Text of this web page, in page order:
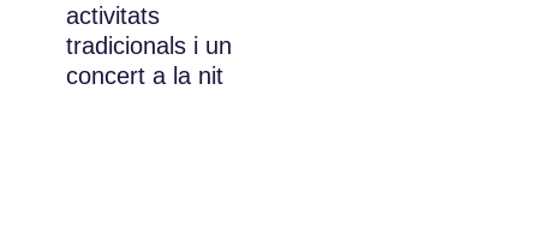
activitats
tradicionals i un
concert a la nit